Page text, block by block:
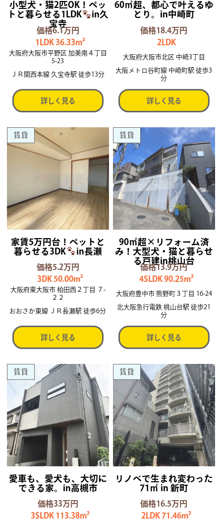
小型犬・猫2匹OK！ペッ
トと暮らせる1LDK
in久
宝寺
価格6.1万円
1LDK 36.33m²
大阪府大阪市平野区 加美南４丁目
5-23
ＪＲ関西本線 久宝寺駅 徒歩13分
詳しく見る
60㎡超、都心で叶えるゆ
とり。in中崎町
価格18.4万円
2LDK
大阪府大阪市北区 中崎3丁目
大阪メトロ谷町線 中崎町駅 徒歩3
分
詳しく見る
賃貸
家賃5万円台！ペットと
暮らせる3DK
in長瀬
価格5.2万円
3DK 50.00m²
大阪府東大阪市 柏田西２丁目 ７-
２２
おおさか東線 ＪＲ長瀬駅 徒歩6分
詳しく見る
賃貸
90㎡超×リフォーム済
み！大型犬・猫と暮らせ
る戸建in桃山台
価格13.9万円
4SLDK 90.25m²
大阪府豊中市 熊野町３丁目 16-24
北大阪急行電鉄 桃山台駅 徒歩21
分
詳しく見る
賃貸
愛車も、愛犬も、大切に
できる家。in高槻市
価格33万円
3SLDK 113.38m²
賃貸
リノベで生まれ変わった
71㎡ in 新町
価格16.5万円
2LDK 71.46m²